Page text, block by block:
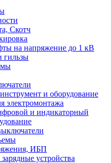
Скотч
на напряжение до 1 кВ
гильзы
и оборудование
электромонтажа
и индикаторный
ИБП
устройства